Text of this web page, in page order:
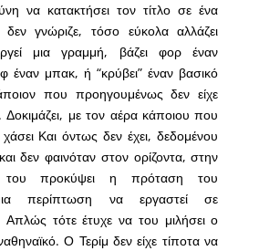
να κατακτήσει τον τίτλο σε ένα
γνώριζε, τόσο εύκολα αλλάζει
μια γραμμή, βάζει φορ έναν
έναν μπακ, ή “κρύβει” έναν βασικό
που προηγουμένως δεν είχε
με τον αέρα κάποιου που
Και όντως δεν έχει, δεδομένου
δεν φαινόταν στον ορίζοντα, στην
του προκύψει η πρόταση του
περίπτωση να εργαστεί σε
τότε έτυχε να του μιλήσει ο
Ο Τερίμ δεν είχε τίποτα να